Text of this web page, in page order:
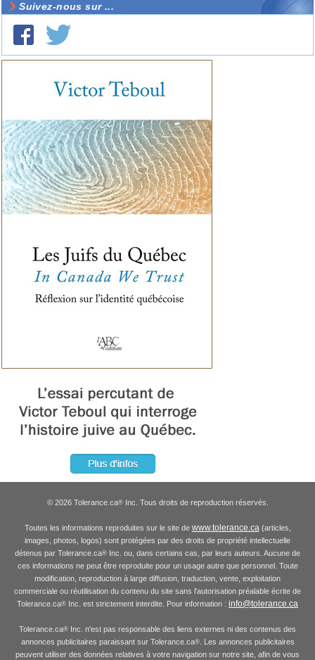
Suivez-nous sur ...
© 2026 Tolerance.ca®Inc. Tous droits de reproduction réservés.
Toutes les informations reproduites sur le site de www.tolerance.ca(articles,
images, photos, logos) sont protégées par des droits de propriété intellectuelle
détenus par Tolerance.ca® Inc. ou, dans certains cas, par leurs auteurs. Aucune de
ces informations ne peut être reproduite pour un usage autre que personnel. Toute
modification, reproduction à large diffusion, traduction, vente, exploitation
commerciale ou réutilisation du contenu du site sans l'autorisation préalable écrite de
Tolerance.ca® Inc. est strictement interdite. Pour information : info@tolerance.ca
Tolerance.ca® Inc. n'est pas responsable des liens externes ni des contenus des
annonces publicitaires paraissant sur Tolerance.ca®. Les annonces publicitaires
peuvent utiliser des données relatives à votre navigation sur notre site, afin de vous